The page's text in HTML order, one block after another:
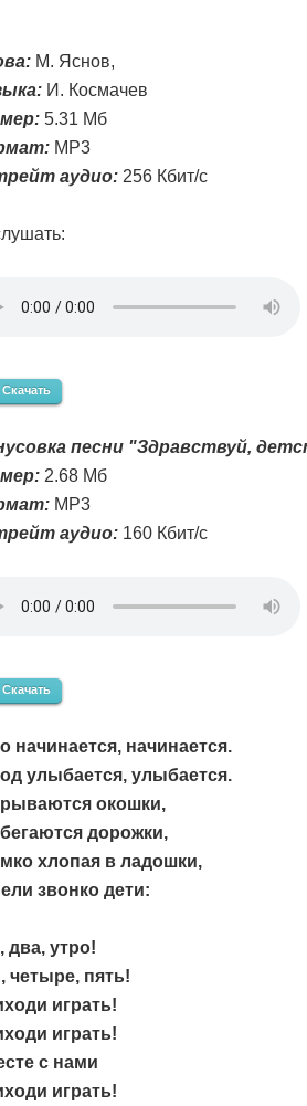
М. Яснов,
И. Космачев
5.31 Мб
MP3
аудио:256 Кбит/с
Скачать
песни "Здравствуй,
2.68 Мб
MP3
аудио:160 Кбит/с
Скачать
начинается, начинается.
улыбается, улыбается.
окошки,
дорожки,
хлопая в ладошки,
звонко дети:
два, утро!
четыре, пять!
играть!
играть!
с нами
играть!